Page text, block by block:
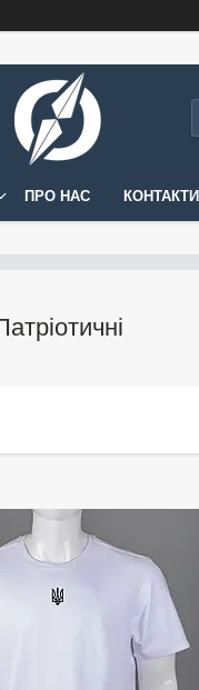
ПРО НАС КОНТАКТИ